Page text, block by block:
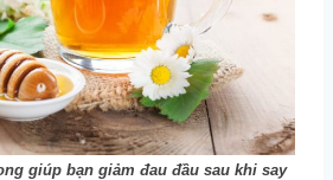
giúp bạn giảm đau đầu sau khi say